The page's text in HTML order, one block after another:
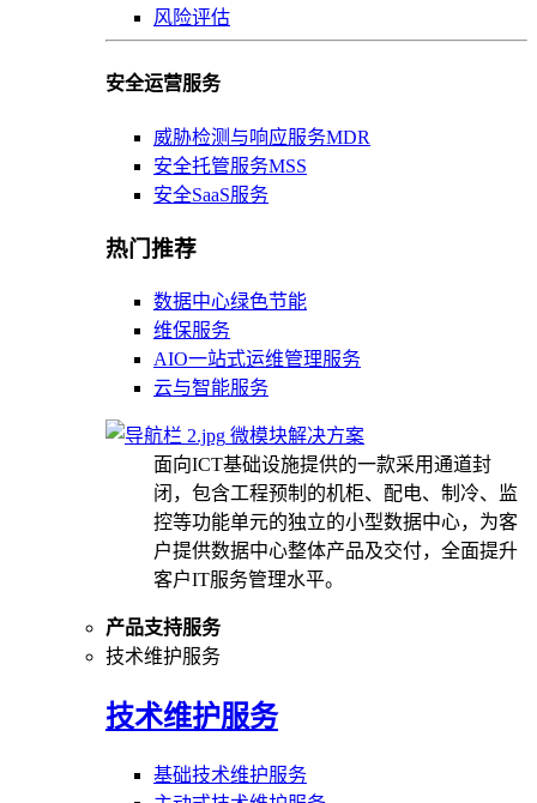
风险评估
安全运营服务
威胁检测与响应服务MDR
安全托管服务MSS
安全SaaS服务
热门推荐
数据中心绿色节能
维保服务
AIO一站式运维管理服务
云与智能服务
微模块解决方案
面向ICT基础设施提供的一款采用通道封
闭，包含工程预制的机柜、配电、制冷、监
控等功能单元的独立的小型数据中心，为客
户提供数据中心整体产品及交付，全面提升
客户IT服务管理水平。
产品支持服务
技术维护服务
技术维护服务
基础技术维护服务